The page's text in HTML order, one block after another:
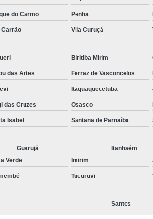
Preenchimento
Tratamento
Tratamento
do Carmo Penha
Carrão Vila Curuçá
Biritiba Mirim
das Artes Ferraz de Vasconcelos
Itaquaquecetuba
das Cruzes Osasco
Isabel Santana de Parnaíba
Guarujá Itanhaém
Verde Imirim
Tucuruvi
Santos